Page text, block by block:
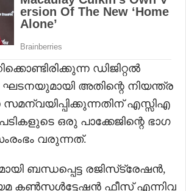
ഡിജിറ്റൽ
ഘടനയുമായി അതിന്റെ നിയന്ത്ര
സമന്വയിപ്പിക്കുന്നതിന് എസ്സിഎ
ഒരു പാക്കേജിന്റെ ഭാഗ
വരുന്നത്.
ബന്ധപ്പെട്ട രജിസ്‌ട്രേഷൻ,
കൺസൾട്ടേഷൻ ഫീസ് എന്നിവ